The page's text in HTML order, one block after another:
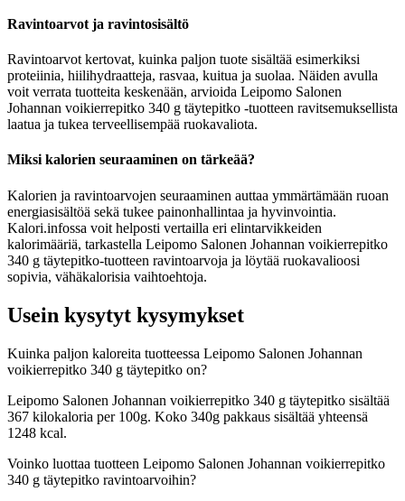
Ravintoarvot ja ravintosisältö
Ravintoarvot kertovat, kuinka paljon tuote sisältää esimerkiksi
proteiinia, hiilihydraatteja, rasvaa, kuitua ja suolaa. Näiden avulla
voit verrata tuotteita keskenään, arvioida Leipomo Salonen
Johannan voikierrepitko 340 g täytepitko -tuotteen ravitsemuksellista
laatua ja tukea terveellisempää ruokavaliota.
Miksi kalorien seuraaminen on tärkeää?
Kalorien ja ravintoarvojen seuraaminen auttaa ymmärtämään ruoan
energiasisältöä sekä tukee painonhallintaa ja hyvinvointia.
Kalori.infossa voit helposti vertailla eri elintarvikkeiden
kalorimääriä, tarkastella Leipomo Salonen Johannan voikierrepitko
340 g täytepitko-tuotteen ravintoarvoja ja löytää ruokavalioosi
sopivia, vähäkalorisia vaihtoehtoja.
Usein kysytyt kysymykset
Kuinka paljon kaloreita tuotteessa Leipomo Salonen Johannan
voikierrepitko 340 g täytepitko on?
Leipomo Salonen Johannan voikierrepitko 340 g täytepitko sisältää
367 kilokaloria per 100g. Koko 340g pakkaus sisältää yhteensä
1248 kcal.
Voinko luottaa tuotteen Leipomo Salonen Johannan voikierrepitko
340 g täytepitko ravintoarvoihin?